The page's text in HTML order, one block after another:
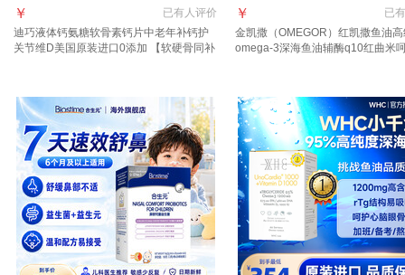
已有人评价
￥
迪巧液体钙氨糖软骨素钙片中老年补钙护
关节维D美国原装进口0添加 【软硬骨同补
已有
￥
金凯撒（OMEGOR）红凯撒鱼油
omega-3深海鱼油辅酶q10红曲米